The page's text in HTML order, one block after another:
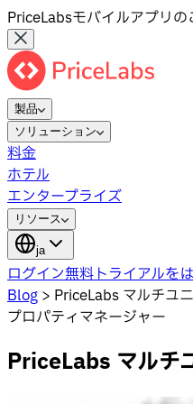
PriceLabsモバイルアプリ
製品
ソリューション
料金
ホテル
エンタープライズ
リソース
ja
ログイン無料トライアルを
Blog > PriceLabs マルチユ
プロパティマネージャー
PriceLabs マルチ